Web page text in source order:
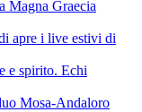
Graecia
apre i live estivi di
e spirito. Echi
Mosa-Andaloro